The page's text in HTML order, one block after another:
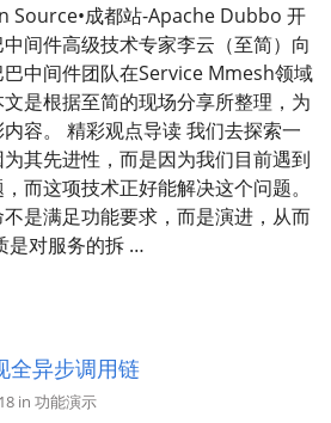
Source•成都站-Apache Dubbo 开
间件高级技术专家李云（至简）向
中间件团队在Service Mmesh领域
是根据至简的现场分享所整理，为
容。 精彩观点导读 我们去探索一
其先进性，而是因为我们目前遇到
而这项技术正好能解决这个问题。
是满足功能要求，而是演进，从而
是对服务的拆 …
全异步调用链
in 功能演示